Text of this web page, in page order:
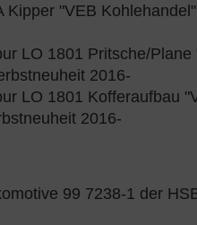
Kipper "VEB
LO 1801 Pritsche/Plane
2016-
LO 1801 Kofferaufbau
2016-
99 7238-1 der